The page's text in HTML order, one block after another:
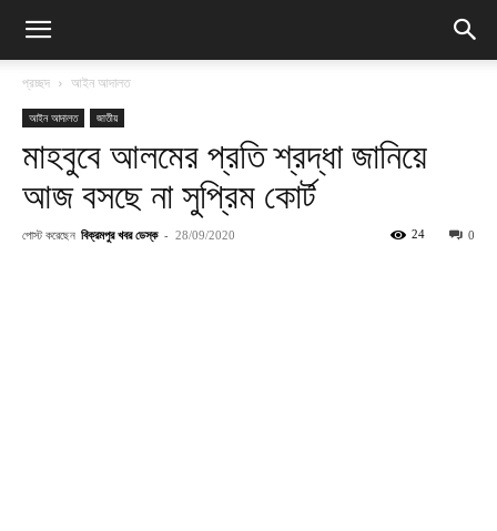
প্রচ্ছদ আইন আদালত
আইন আদালত জাতীয়
মাহবুবে আলমের প্রতি শ্রদ্ধা জানিয়ে
আজ বসছে না সুপ্রিম কোর্ট
পোস্ট করেছেন বিক্রমপুর খবর ডেস্ক - 28/09/2020 0
24